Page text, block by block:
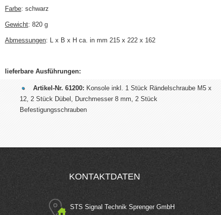
Farbe: schwarz
Gewicht: 820 g
Abmessungen: L x B x H ca. in mm 215 x 222 x 162
lieferbare Ausführungen:
Artikel-Nr. 61200: Konsole inkl. 1 Stück Rändelschraube M5 x
12, 2 Stück Dübel, Durchmesser 8 mm, 2 Stück
Befestigungsschrauben
KONTAKTDATEN
STS Signal Technik Sprenger GmbH